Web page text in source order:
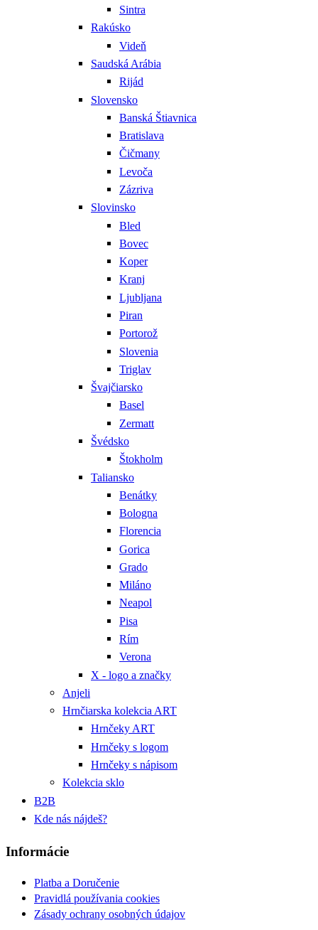
Sintra
Rakúsko
Videň
Saudská Arábia
Rijád
Slovensko
Banská Štiavnica
Bratislava
Čičmany
Levoča
Zázriva
Slovinsko
Bled
Bovec
Koper
Kranj
Ljubljana
Piran
Portorož
Slovenia
Triglav
Švajčiarsko
Basel
Zermatt
Švédsko
Štokholm
Taliansko
Benátky
Bologna
Florencia
Gorica
Grado
Miláno
Neapol
Pisa
Rím
Verona
X - logo a značky
Anjeli
Hrnčiarska kolekcia ART
Hrnčeky ART
Hrnčeky s logom
Hrnčeky s nápisom
Kolekcia sklo
B2B
Kde nás nájdeš?
Informácie
Platba a Doručenie
Pravidlá používania cookies
Zásady ochrany osobných údajov